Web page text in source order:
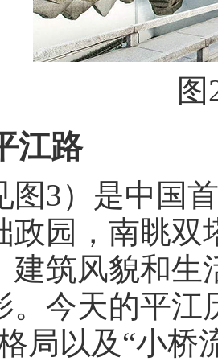
江路
图3）是中国
政园，南眺双
建筑风貌和生
。今天的平江
局以及“小桥